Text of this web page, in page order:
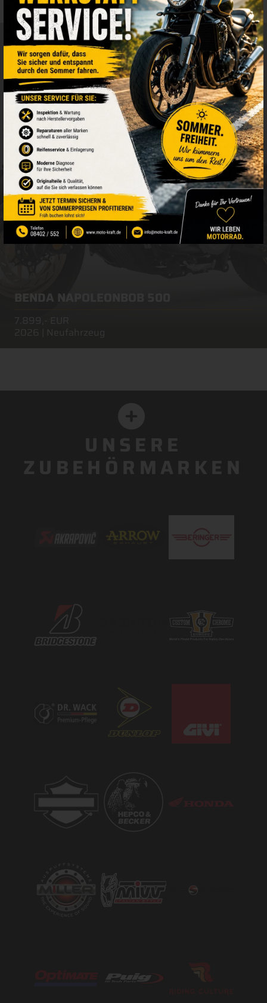
Darüber hinaus betreut das Team Werkstattleistungen
fürTriumph, Harley Davidson, Honda, Suzuki und
Yamaha, sodass jeder Motorradfahrer in Neustadt,
Landkreis Kelheim und der Region Bayern bestens
aufgehoben ist.
Das engagierte Team derMoto Kraft GmbHfreut sich
darauf, Sie in modernem Ambiente amGrasiger Weg
20 in 93333 Neustadt willkommen zu heißen – und
Ihre Motorraderlebnisse unvergesslich zu machen.
BENDA NAPOLEONBOB 500